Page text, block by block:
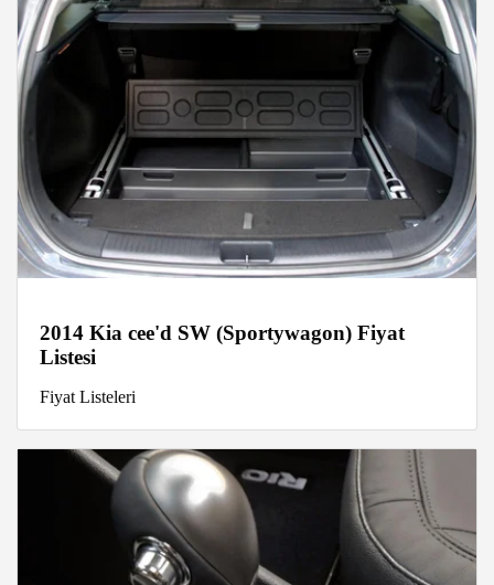
2014 Kia cee'd SW (Sportywagon) Fiyat
Listesi
Fiyat Listeleri